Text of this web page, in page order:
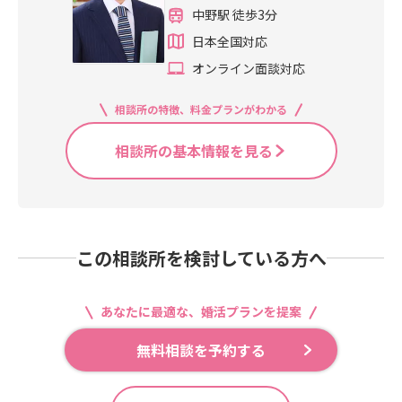
中野駅 徒歩3分
日本全国対応
オンライン面談対応
相談所の特徴、料金プランがわかる
相談所の基本情報を見る
この相談所を検討している方へ
あなたに最適な、婚活プランを提案
無料相談を予約する